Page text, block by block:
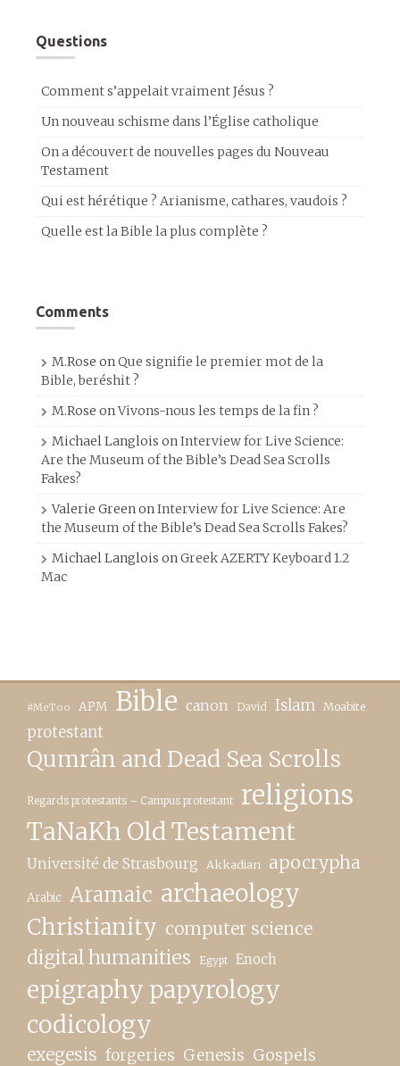
Questions
Comment s’appelait vraiment Jésus ?
Un nouveau schisme dans l’Église catholique
On a découvert de nouvelles pages du Nouveau
Testament
Qui est hérétique ? Arianisme, cathares, vaudois ?
Quelle est la Bible la plus complète ?
Comments
M.Rose onQue signifie le premier mot de la
Bible, beréshit ?
M.Rose onVivons-nous les temps de la fin ?
Michael Langlois onInterview for Live Science:
Are the Museum of the Bible’s Dead Sea Scrolls
Fakes?
Valerie GreenonInterview for Live Science: Are
the Museum of the Bible’s Dead Sea Scrolls Fakes?
Michael Langlois onGreek AZERTY Keyboard 1.2
Mac
#MeToo APM Bible canon David Islam Moabite
protestant
Qumrân and Dead Sea Scrolls
Regards protestants – Campus protestant religions
TaNaKh Old Testament
Université de Strasbourg Akkadian apocrypha
Arabic Aramaic archaeology
Christianity computer science
digital humanities Egypt Enoch
epigraphy papyrology
codicology
exegesis forgeries Genesis Gospels